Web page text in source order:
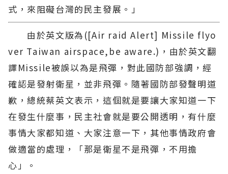
式，來阻礙台灣的民主發展。」
由於英文版為([Air raid Alert] Missile flyo
ver Taiwan airspace,be aware.)，由於英文翻
譯Missile被誤以為是飛彈，對此國防部強調，經
確認是發射衛星，並非飛彈。隨著國防部發聲明道
歉，總統蔡英文表示，這個就是要讓大家知道一下
在發生什麼事，民主社會就是要公開透明，有什麼
事情大家都知道、大家注意一下，其他事情政府會
做適當的處理，「那是衛星不是飛彈，不用擔
心」。